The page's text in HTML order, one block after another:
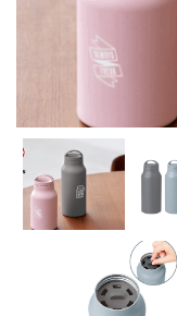
ラ
ー
ラ
ン
ボ